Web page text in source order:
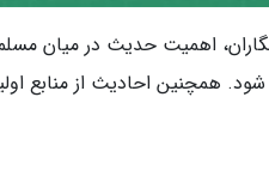
اهمیت حدیث در میان
همچنین احادیث از منابع